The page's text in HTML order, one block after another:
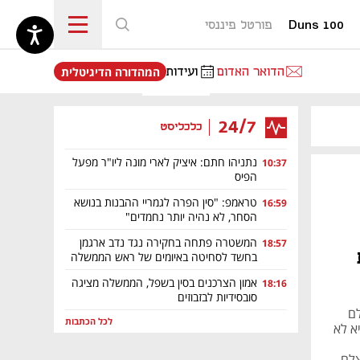
Duns 100 פורטל פיננסי
הדואר האדום ועידות
נפתח בכרטיסייה חדשה
המהדורה הדיגיטלית
24/7 כלכליסט
10:37 נתניהו חתם: איציק לארי מונה ליו"ר מפעל
הפיס
16:59 טראמפ: "סין הפרה לגמריי ההבנות בנושא
הסחר, לא נהיה יותר נחמדים"
18:57 המשטרה פתחה בחקירה נגד נדב ארגמן
בחשד לסחיטה באיומים של ראש הממשלה
18:16 אמון הצרכנים בסין בשפל, הממשלה מציגה
סובסידיות לבזבוזים
לכל הכתבות
לא